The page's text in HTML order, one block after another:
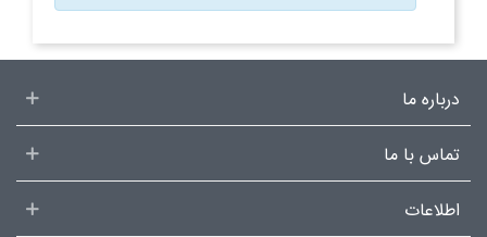
درباره ما
تماس با ما
اطلاعات